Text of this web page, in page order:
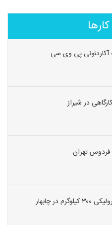
آکاردئونی پی وی سی
در شیراز
فردوس تهران
در چابهار